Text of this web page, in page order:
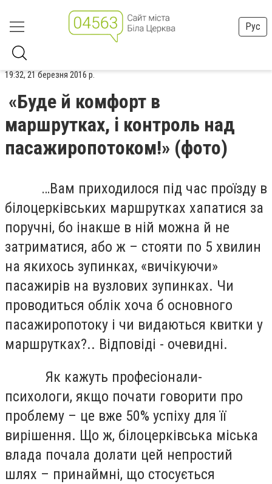
Рус
19:32, 21 березня 2016 р.
«Буде й комфорт в
маршрутках, і контроль над
пасажиропотоком!» (фото)
…Вам приходилося під час проїзду в
білоцерківських маршрутках хапатися за
поручні, бо інакше в ній можна й не
затриматися, або ж – стояти по 5 хвилин
на якихось зупинках, «вичікуючи»
пасажирів на вузлових зупинках. Чи
проводиться облік хоча б основного
пасажиропотоку і чи видаються квитки у
маршрутках?.. Відповіді - очевидні.
Як кажуть професіонали-
психологи, якщо почати говорити про
проблему – це вже 50% успіху для її
вирішення. Що ж, білоцерківська міська
влада почала долати цей непростий
шлях – принаймні, що стосується